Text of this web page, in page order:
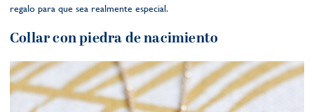
regalo para que sea realmente especial.
Collar con piedra de nacimiento